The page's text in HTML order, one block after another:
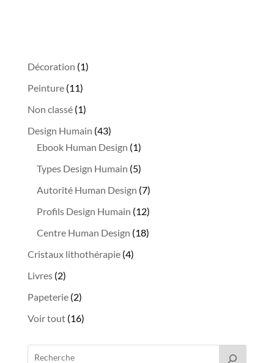
Décoration 11
Peinture 1111
produits
Non classé 11
produit
Design Humain 4343
produits
Ebook Human Design 11
produit
Types Design Humain 55
produits
Autorité Human Design 77
produits
Profils Design Humain 1212
produits
Centre Human Design 1818
Cristaux lithothérapie 44
Livres 22
produits
Papeterie 22
produits
Voir tout 1616